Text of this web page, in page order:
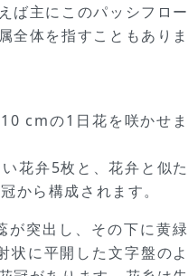
ば主にこのパッシフロー
全体を指すこともありま
cmの1日花を咲かせま
花弁5枚と、花弁と似た
から構成されます。
突出し、その下に黄緑
状に平開した文字盤のよ